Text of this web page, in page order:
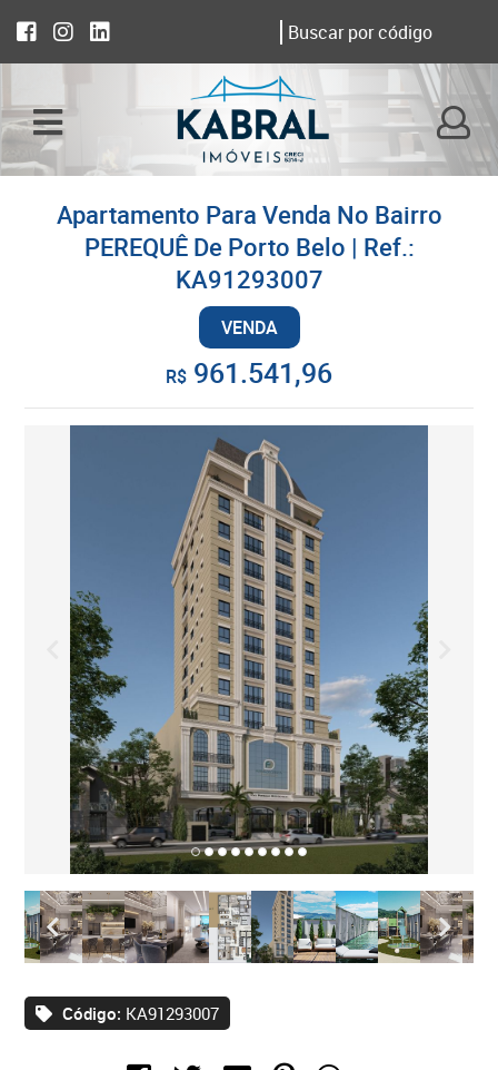
Apartamento Para Venda No Bairro
PEREQUÊ De Porto Belo | Ref.:
KA91293007
VENDA
R$ 961.541,96
Código: KA91293007